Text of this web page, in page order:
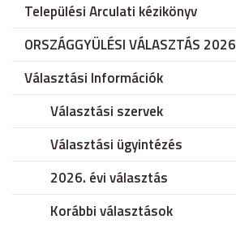
Települési Arculati kézikönyv
ORSZÁGGYÜLÉSI VÁLASZTÁS 2026
Választási Információk
Választási szervek
Választási ügyintézés
2026. évi választás
Korábbi választások